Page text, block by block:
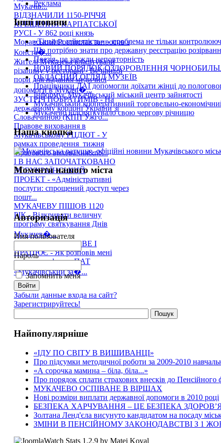
Мукачів...
ВІДЗНАЧИЛИ 1150-РІЧЧЯ
ХРЕЩЕННЯ КАРПАТСЬКОЇ
РУСІ - У 862 році князь
Моравський Ростислав запросив з
Конста�...
Жителі Мукачева влаштували
різанину у ресторані - Вечірньої
пори для надання медичної
допомоги в Мукачі�...
ЗУСТРІЧ ПОБРАТИМІВ - На
державному кордоні України зі
Словаччиною (КПП Ужго...
Правове виховання в
Мукачівському РЦДЮТ - У
рамках проведення тижня
правового виховання&nb...
І В НАС ЗАПОЧАТКОВАНО
ВСЕУКРАЇНСЬКИЙ
ПРОЕКТ - «Адміністративні
послуги: спрощений доступ через
пошт...
МУКАЧЕВУ ПІШОВ 1120
РІК - Відкривати величну
програму святкування Днів
Мукачев�...
ПРОФСПІЛКА ЖИВЕ І
ПРАЦЮЄ - Як розповів мені
голова профкому ПАТ
«Мукачівський за�...
Реклама
Інші новини
«Тіньова зайнятість» – проблема не тільки
Що потрібно знати про державну реєстрацію
Поезія- це завжди неповторність
НОВИЙ ПОРЯДОК ОЗДОРОВЛЕННЯ
ОБЛАСНИЙ ОГЛЯД МУЗЕЇВ
Працівники ДАІ допомогли доїхати жінці до
Інформує Мукачівський міський центр зайнятості
Мукачівський кооперативний торговельно-
Мукачево відсвяткувало свою чергову річницю
Наша кнопка
Моменти нашого міста
Авторизація
Имя пользователя
Пароль
Запомнить меня
Забыли данные входа на сайт?
Зарегистрируйтесь!
Найпопулярніше
«ІДУ ПО СВІТУ В ВИШИВАНЦІ»
Про підсумки методичної роботи за 2009-2010
«А сорочка мамина – біла, біла...»
Про порядок сплати страхових внесків до
МУКАЧЕВО ОСПІВАНЕ В ВІРШАХ
Нові розміри виплати державної допомоги в 2010 році
БЕЗПЕКА ХАРЧУВАННЯ – ЦЕ БЕЗПЕКА
Золтана Ленд'єла висунуто кандидатом на посаду
ЗМІНИ В ПЕНСІЙНОМУ ЗАКОНОДАВСТВІ З 1